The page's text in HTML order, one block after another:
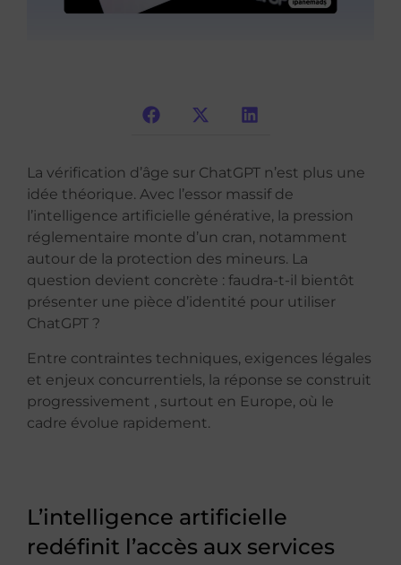
La vérification d’âge sur ChatGPT n’est plus une
idée théorique. Avec l’essor massif de
l’intelligence artificielle générative, la pression
réglementaire monte d’un cran, notamment
autour de la protection des mineurs. La
question devient concrète : faudra-t-il bientôt
présenter une pièce d’identité pour utiliser
ChatGPT ?
Entre contraintes techniques, exigences légales
et enjeux concurrentiels, la réponse se construit
progressivement , surtout en Europe, où le
cadre évolue rapidement.
L’intelligence artificielle
redéfinit l’accès aux services